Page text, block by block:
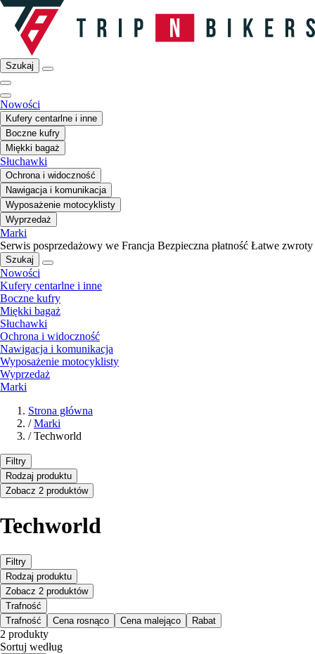
Szukaj
Nowości
Kufery centarlne i inne
Boczne kufry
Miękki bagaż
Słuchawki
Ochrona i widoczność
Nawigacja i komunikacja
Wyposażenie motocyklisty
Wyprzedaż
Marki
Serwis posprzedażowy we Francja Bezpieczna płatność Łatwe zwroty
Szukaj
Nowości
Kufery centarlne i inne
Boczne kufry
Miękki bagaż
Słuchawki
Ochrona i widoczność
Nawigacja i komunikacja
Wyposażenie motocyklisty
Wyprzedaż
Marki
Strona główna
/ Marki
/ Techworld
Filtry
Rodzaj produktu
Zobacz 2 produktów
Techworld
Filtry
Rodzaj produktu
Zobacz 2 produktów
Trafność
Trafność
Cena rosnąco Cena malejąco Rabat
2 produkty
Sortuj według